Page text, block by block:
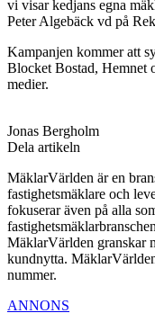
vi visar kedjans egna
Peter Algebäck vd på
Kampanjen kommer att
Blocket Bostad, Hemnet
medier.
Jonas Bergholm
Dela artikeln
MäklarVärlden är en
fastighetsmäklare och
fokuserar även på alla
MäklarVärlden granskar
kundnytta.
nummer.
ANNONS